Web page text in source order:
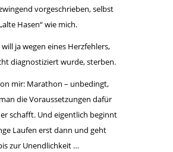
vorgeschrieben, selbst
Hasen“ wie mich.
will ja wegen eines Herzfehlers,
diagnostiziert wurde, sterben.
mir: Marathon – unbedingt,
die Voraussetzungen dafür
schafft. Und eigentlich beginnt
Laufen erst dann und geht
zur Unendlichkeit …